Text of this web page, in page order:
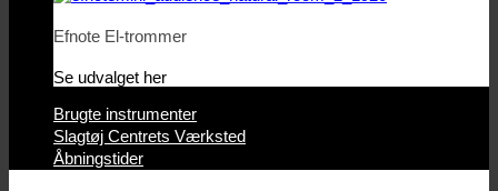
Efnote El-trommer
Se udvalget her
Brugte instrumenter
Slagtøj Centrets Værksted
Åbningstider